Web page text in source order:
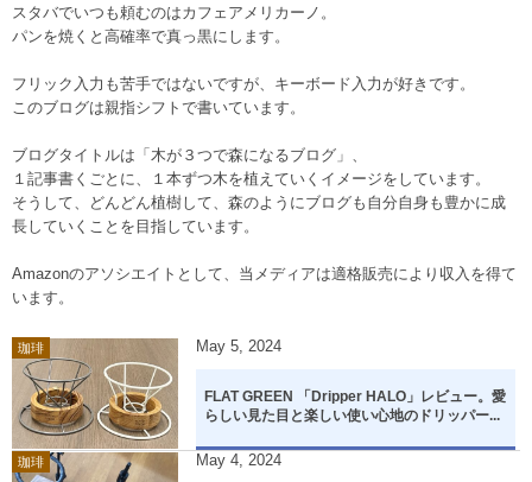
スタバでいつも頼むのはカフェアメリカーノ。
パンを焼くと高確率で真っ黒にします。
フリック入力も苦手ではないですが、キーボード入力が好きです。
このブログは親指シフトで書いています。
ブログタイトルは「木が３つで森になるブログ」、
１記事書くごとに、１本ずつ木を植えていくイメージをしています。
そうして、どんどん植樹して、森のようにブログも自分自身も豊かに成
長していくことを目指しています。
Amazonのアソシエイトとして、当メディアは適格販売により収入を得て
います。
珈琲 May 5, 2024
FLAT GREEN 「Dripper HALO」レビュー。愛
らしい見た目と楽しい使い心地のドリッパー...
珈琲 May 4, 2024